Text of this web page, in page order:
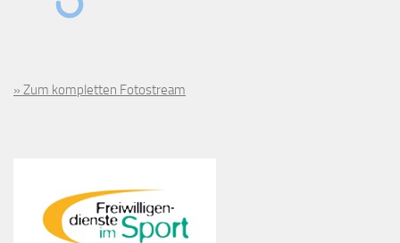
» Zum kompletten Fotostream